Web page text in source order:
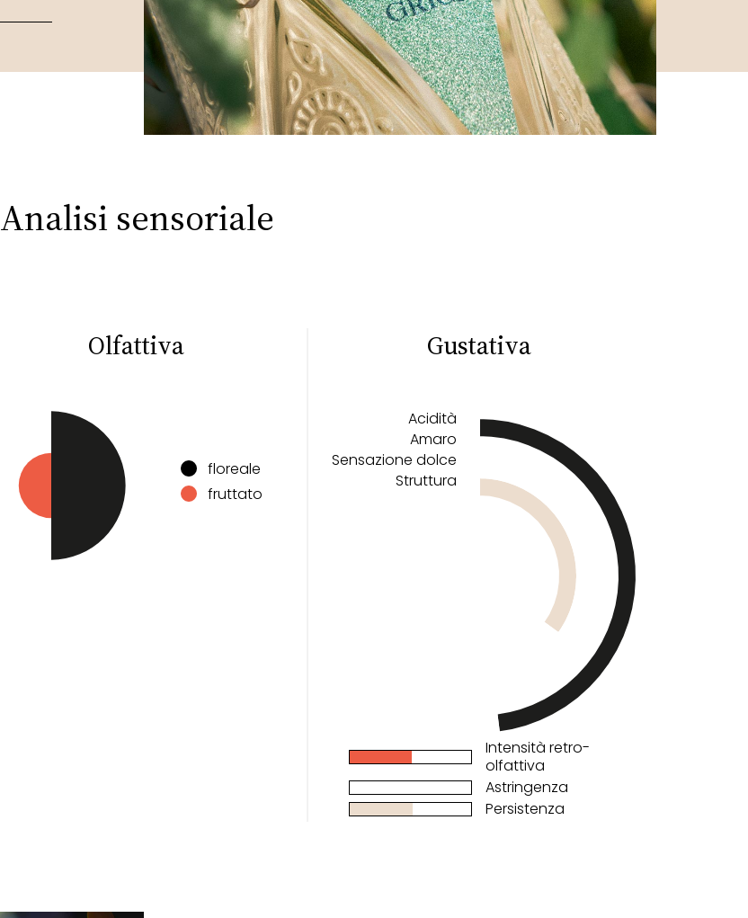
Analisi sensoriale
Olfattiva
floreale
fruttato
Gustativa
Acidità
Amaro
Sensazione dolce
Struttura
Intensità retro-
olfattiva
Astringenza
Persistenza